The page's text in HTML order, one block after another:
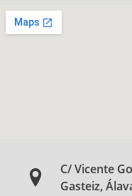
C/ Vicente
Gasteiz,